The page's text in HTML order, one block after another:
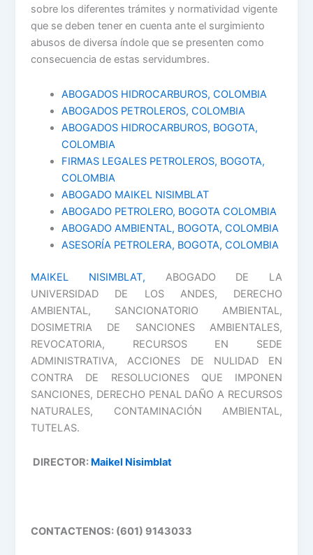
sobre los diferentes trámites y normatividad vigente
que se deben tener en cuenta ante el surgimiento
abusos de diversa índole que se presenten como
consecuencia de estas servidumbres.
ABOGADOS HIDROCARBUROS, COLOMBIA
ABOGADOS PETROLEROS, COLOMBIA
ABOGADOS HIDROCARBUROS, BOGOTA,
COLOMBIA
FIRMAS LEGALES PETROLEROS, BOGOTA,
COLOMBIA
ABOGADO MAIKEL NISIMBLAT
ABOGADO PETROLERO, BOGOTA COLOMBIA
ABOGADO AMBIENTAL, BOGOTA, COLOMBIA
ASESORÍA PETROLERA, BOGOTA, COLOMBIA
MAIKEL NISIMBLAT, ABOGADO DE LA
UNIVERSIDAD DE LOS ANDES, DERECHO
AMBIENTAL, SANCIONATORIO AMBIENTAL,
DOSIMETRIA DE SANCIONES AMBIENTALES,
REVOCATORIA, RECURSOS EN SEDE
ADMINISTRATIVA, ACCIONES DE NULIDAD EN
CONTRA DE RESOLUCIONES QUE IMPONEN
SANCIONES, DERECHO PENAL DAÑO A RECURSOS
NATURALES, CONTAMINACIÓN AMBIENTAL,
TUTELAS.
DIRECTOR: Maikel Nisimblat
CONTACTENOS: (601) 9143033